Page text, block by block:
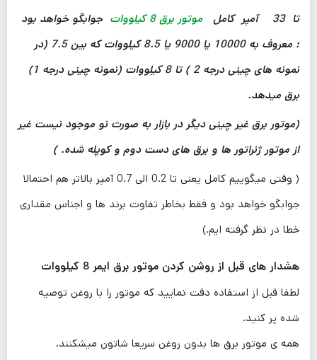
تا 33 آمپر کامل
موتور برق 8 کیلووات
جوابگو خواهد بود
؛ معروف به 10000 یا 9000 یا 8.5 کیلووات که بین 7.5 (در
نمونه های چینی درجه 2 ) تا 8 کیلووات (نمونه چینی درجه 1)
برق میدهد.
(موتور برق غیر چینی دیگر در بازار به صورت نو موجود نیست غیر
از موتور ژنراتور ها و برق های دست دوم و کوپله شده. )
( وقتی میگوییم کامل یعنی تا 0.2 الی 0.7 آمپر بالاتر هم احتمالا
جوابگو خواهد بود و فقط بخاطر تفاوت برند ها و اجناس مقداری
خطا در نظر گرفته ایم.)
هشدار های قبل از روشن کردن موتور برق ایمر 8 کیلووات
لطفا قبل از استفاده دقت نمایید که موتور را با روغن توصیه
شده پر کنید.
همه ی موتور برق ها بدون روغن سریعا شاتون میشکنند.